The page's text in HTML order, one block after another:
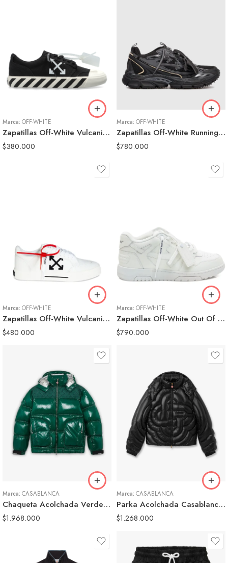
Marca: OFF-WHITE
Zapatillas Off-White Vulcanized Negras Hombre
$380.000
40
41
42
44
Marca: OFF-WHITE
Zapatillas Off-White Running Arrow Negras Hombre
$780.000
40
41
42
44
Marca: OFF-WHITE
Zapatillas Off-White Vulcanized Blancas Hombre
$480.000
44
45
Marca: OFF-WHITE
Zapatillas Off-White Out Of Office Blancas Hombre
$790.000
40
42
44
Marca: CASABLANCA
Chaqueta Acolchada Verde Monograma Casablanca
$1.968.000
S
M
Marca: CASABLANCA
Parka Acolchada Casablanca Monogram Negra Hombre
$1.268.000